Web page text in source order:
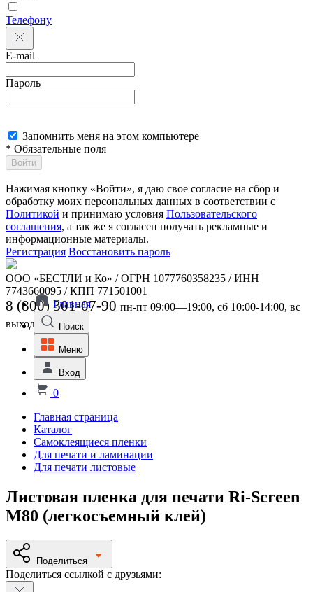
Телефону
E-mail
Пароль
Запомнить меня на этом компьютере
* Обязательные поля
Войти
Нажимая кнопку «Войти», я даю свое согласие на сбор и
обработку моих персональных данных в соответствии с
Политикой и принимаю условия Пользовательского
соглашения, а так же я согласен получать рекламные и
информационные материалы.
Регистрация Восстановить пароль
ООО «БЕСТЛИ и Ко» / ОГРН 1077760358235 / ИНН
7743660095 / КПП 771501001
8 (800) 301-07-90 пн-пт 09:00—19:00, сб 10:00-14:00, вс
выходной
Главная
Поиск
Меню
Вход
0
Главная страница
Каталог
Самоклеящиеся пленки
Для печати и ламинации
Для печати листовые
Листовая пленка для печати Ri-Screen
M80 (легкосъемный клей)
Поделиться
Поделиться ссылкой с друзьями: